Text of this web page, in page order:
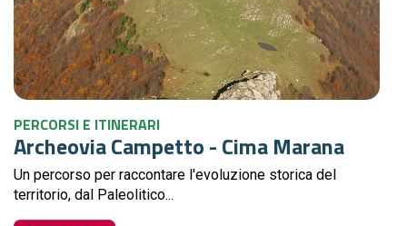
PERCORSI E ITINERARI
Archeovia Campetto - Cima Marana
Un percorso per raccontare l'evoluzione storica del
territorio, dal Paleolitico...